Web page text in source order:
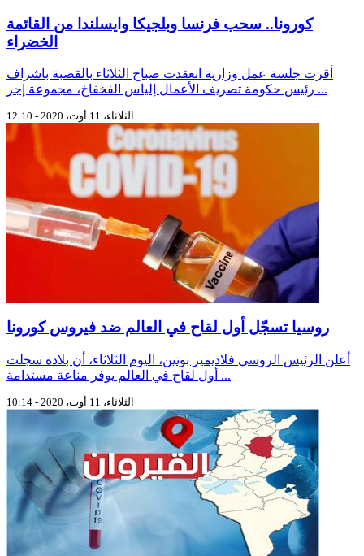
كورونا.. سحب فرنسا وبلجيكا وايسلندا من القائمة
الخضراء
أقرت جلسة عمل وزارية انعقدت صباح الثلاثاء بالقصبة باشراف
رئيس حكومة تصريف الأعمال إلياس الفخفاخ، مجموعة إجر ...
الثلاثاء، 11 أوت، 2020 - 12:10
روسيا تسجّل أول لقاح في العالم ضد فيروس كورونا
أعلن الرئيس الروسي فلاديمير بوتين، اليوم الثلاثاء، أن بلاده سجلت
أول لقاح في العالم يوفر مناعة مستدامة ...
الثلاثاء، 11 أوت، 2020 - 10:14